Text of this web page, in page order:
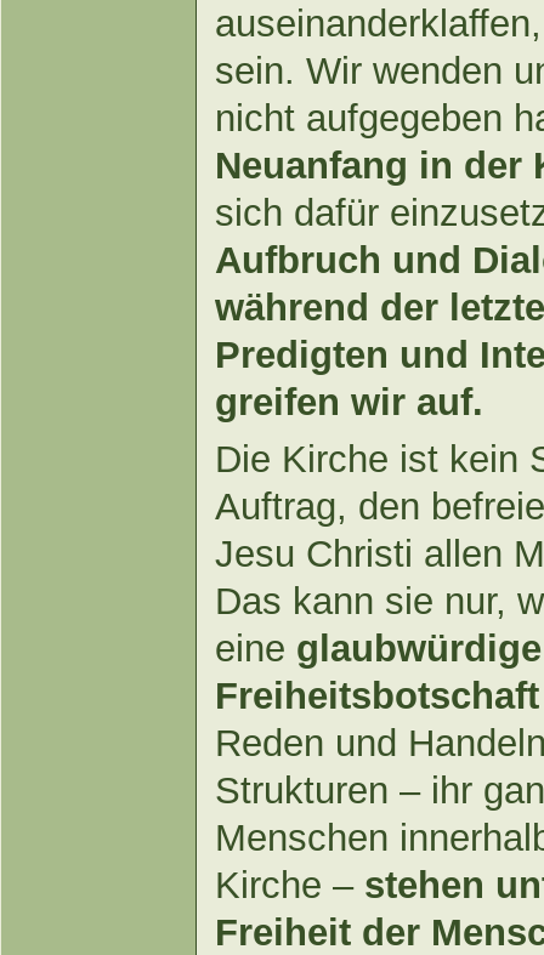
sein. Wir wenden
nicht aufgegeben
Neuanfang in der
sich dafür
Aufbruch und
während der
Predigten und
greifen wir auf.
Die Kirche ist kein
Auftrag, den
Jesu Christi allen
Das kann sie nur,
eine
Reden und
Strukturen – ihr
Menschen
Kirche – stehen
Freiheit der